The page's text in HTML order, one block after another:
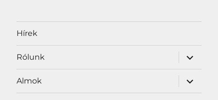
Hírek
Rólunk
almenü
Almok
almenü